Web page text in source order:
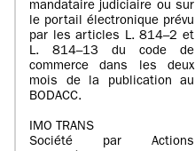
mandataire judiciaire ou sur
le portail électronique prévu
par les articles L. 814–2 et
L. 814–13 du code de
commerce dans les deux
mois de la publication au
BODACC.
IMO TRANS
Société par Actions